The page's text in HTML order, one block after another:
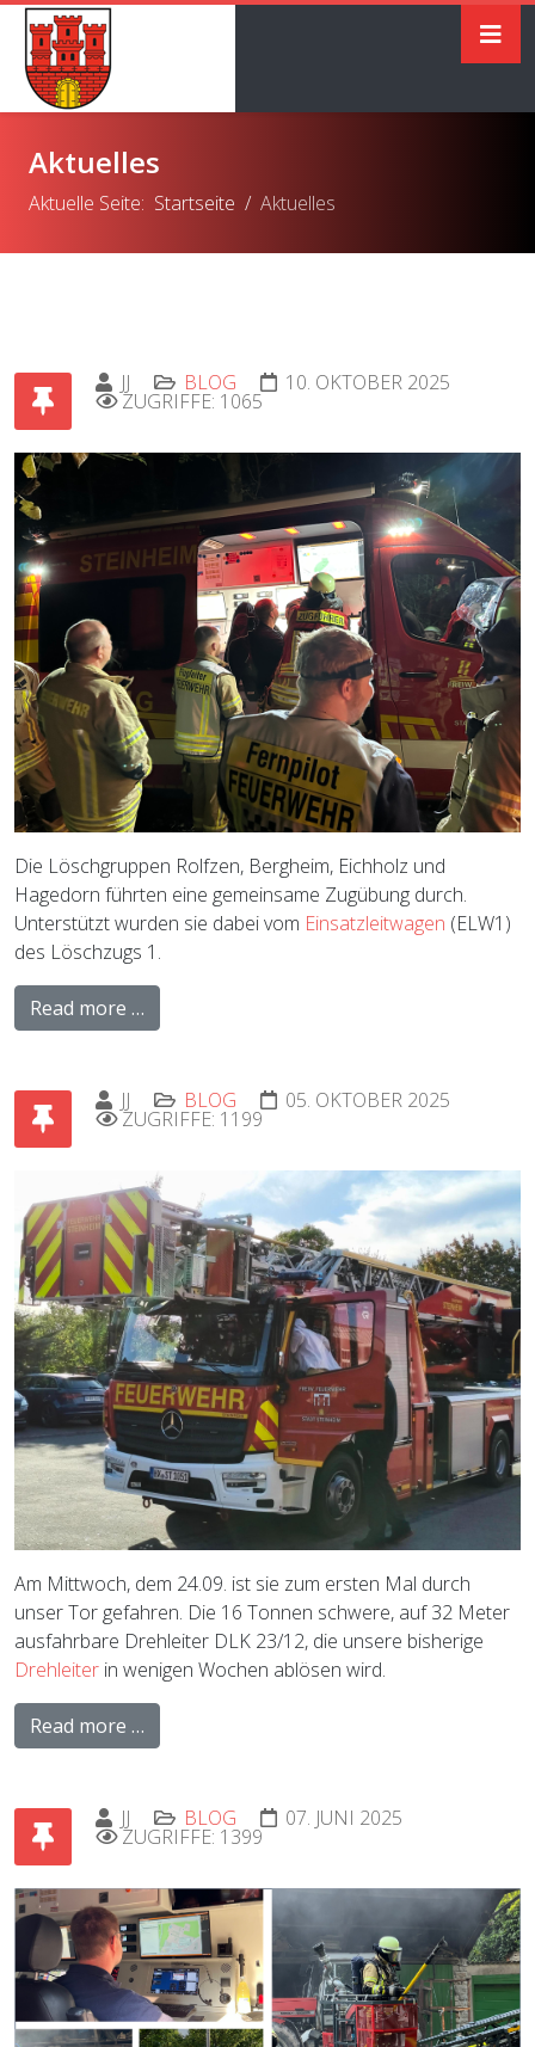
Aktuelles
Aktuelle Seite: Startseite Aktuelles
JJ BLOG 10. OKTOBER 2025
ZUGRIFFE: 1065
Die Löschgruppen Rolfzen, Bergheim, Eichholz und
Hagedorn führten eine gemeinsame Zugübung durch.
Unterstützt wurden sie dabei vom Einsatzleitwagen (ELW1)
des Löschzugs 1.
Read more …
JJ BLOG 05. OKTOBER 2025
ZUGRIFFE: 1199
Am Mittwoch, dem 24.09. ist sie zum ersten Mal durch
unser Tor gefahren. Die 16 Tonnen schwere, auf 32 Meter
ausfahrbare Drehleiter DLK 23/12, die unsere bisherige
Drehleiter in wenigen Wochen ablösen wird.
Read more …
JJ BLOG 07. JUNI 2025
ZUGRIFFE: 1399